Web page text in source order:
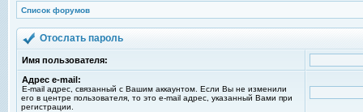
Список форумов
Отослать пароль
Имя пользователя:
Адрес e-mail:
E-mail адрес, связанный с Вашим аккаунтом. Если Вы не изменили
его в центре пользователя, то это e-mail адрес, указанный Вами при
регистрации.